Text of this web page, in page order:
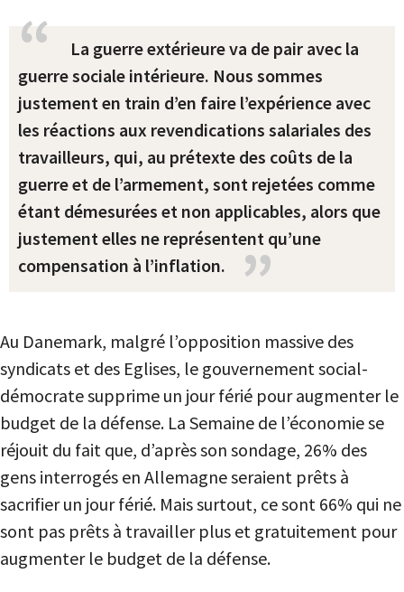
La guerre extérieure va de pair avec la
guerre sociale intérieure. Nous sommes
justement en train d’en faire l’expérience avec
les réactions aux revendications salariales des
travailleurs, qui, au prétexte des coûts de la
guerre et de l’armement, sont rejetées comme
étant démesurées et non applicables, alors que
justement elles ne représentent qu’une
compensation à l’inflation.
Au Danemark, malgré l’opposition massive des
syndicats et des Eglises, le gouvernement social-
démocrate supprime un jour férié pour augmenter le
budget de la défense. La Semaine de l’économie se
réjouit du fait que, d’après son sondage, 26% des
gens interrogés en Allemagne seraient prêts à
sacrifier un jour férié. Mais surtout, ce sont 66% qui ne
sont pas prêts à travailler plus et gratuitement pour
augmenter le budget de la défense.